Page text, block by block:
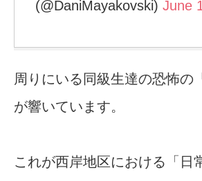
(@DaniMayakovski) June
周りにいる同級生達の恐怖の
が響いています。
これが西岸地区における「日